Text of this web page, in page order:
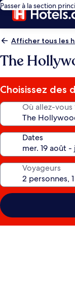
Passer à la section
Afficher tous les
The
Choisissez des
Où allez-vous
Dates
Voyageurs